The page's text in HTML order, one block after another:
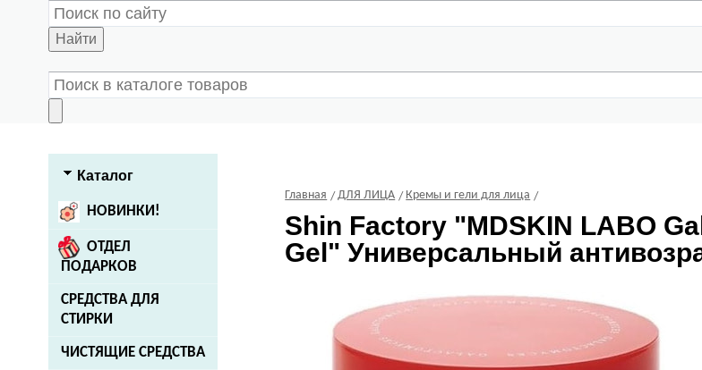
Найти
Каталог
НОВИНКИ!
ОТДЕЛ
ПОДАРКОВ
СРЕДСТВА ДЛЯ
СТИРКИ
ЧИСТЯЩИЕ СРЕДСТВА
Главная ДЛЯ ЛИЦА Кремы и гели для лица
Shin Factory "MDSKIN LABO
Gel" Универсальный